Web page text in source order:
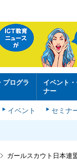
プログラ
イベント・
ナー
イベント セミナ
ガールスカウト日本連